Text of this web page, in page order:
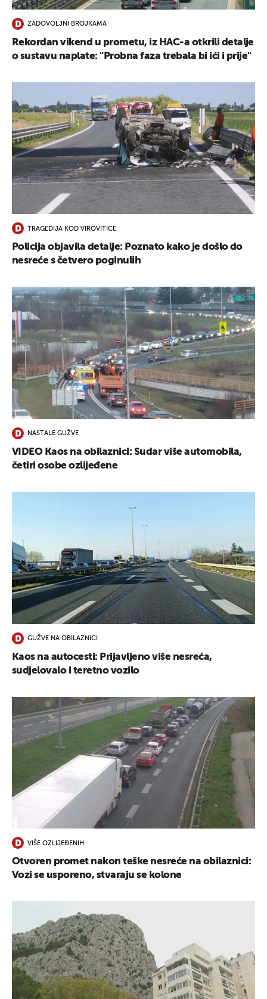
ZADOVOLJNI BROJKAMA
Rekordan vikend u prometu, iz HAC-a otkrili detalje
o sustavu naplate: "Probna faza trebala bi ići i prije"
TRAGEDIJA KOD VIROVITICE
Policija objavila detalje: Poznato kako je došlo do
nesreće s četvero poginulih
NASTALE GUŽVE
VIDEO Kaos na obilaznici: Sudar više automobila,
četiri osobe ozlijeđene
GUŽVE NA OBILAZNICI
Kaos na autocesti: Prijavljeno više nesreća,
sudjelovalo i teretno vozilo
VIŠE OZLIJEĐENIH
Otvoren promet nakon teške nesreće na obilaznici:
Vozi se usporeno, stvaraju se kolone
UKLJUČITE NOTIFIKACIJE